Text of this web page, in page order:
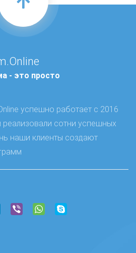
- это просто
успешно работает с 2016
реализовали сотни успешных
наши клиенты создают